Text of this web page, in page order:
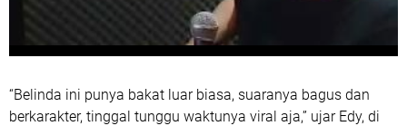
“Belinda ini punya bakat luar biasa, suaranya bagus dan
berkarakter, tinggal tunggu waktunya viral aja,” ujar Edy, di